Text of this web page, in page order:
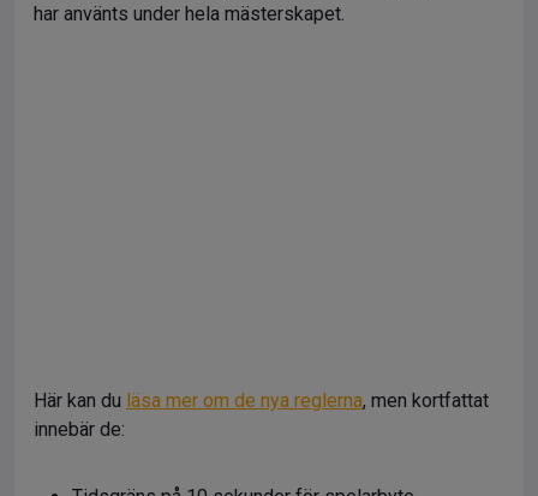
har använts under hela mästerskapet.
Här kan du läsa mer om de nya reglerna, men kortfattat
innebär de: